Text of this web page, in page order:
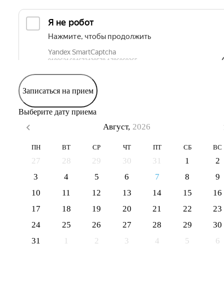
Записаться на прием
Выберите дату приема
Август, 2026
ПН ВТ СР ЧТ ПТ СБ ВС
27 28 29 30 31 1
2
3
4 5 6 7 8
9
10
11 12 13 14 15
16
17
18 19 20 21 22
23
24
25 26 27 28 29
30
31
1 2 3 4 5 6